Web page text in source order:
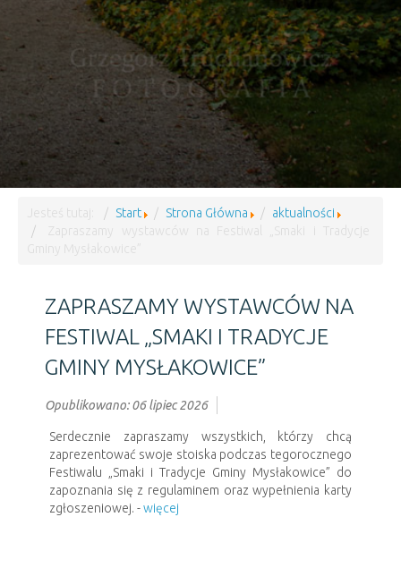
Jesteś tutaj: Start Strona Główna
aktualności
Zapraszamy wystawców na Festiwal „Smaki i Tradycje
Gminy Mysłakowice”
ZAPRASZAMY WYSTAWCÓW NA
FESTIWAL „SMAKI I TRADYCJE
GMINY MYSŁAKOWICE”
Opublikowano: 06 lipiec 2026
Serdecznie zapraszamy wszystkich, którzy chcą
zaprezentować swoje stoiska podczas tegorocznego
Festiwalu „Smaki i Tradycje Gminy Mysłakowice” do
zapoznania się z regulaminem oraz wypełnienia karty
zgłoszeniowej. -więcej